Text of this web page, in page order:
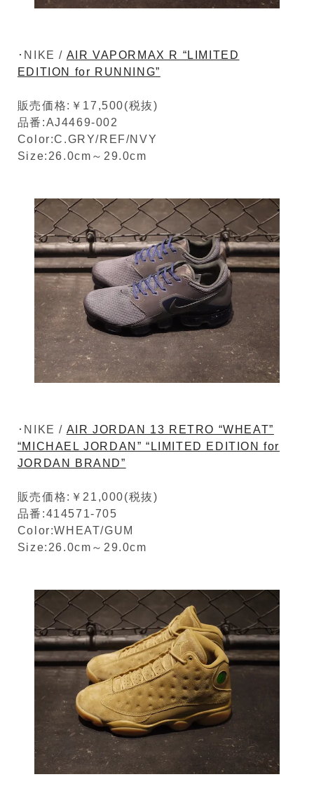
･NIKE / AIR VAPORMAX R “LIMITED
EDITION for RUNNING”
販売価格:￥17,500(税抜)
品番:AJ4469-002
Color:C.GRY/REF/NVY
Size:26.0cm～29.0cm
･NIKE / AIR JORDAN 13 RETRO “WHEAT”
“MICHAEL JORDAN” “LIMITED EDITION for
JORDAN BRAND”
販売価格:￥21,000(税抜)
品番:414571-705
Color:WHEAT/GUM
Size:26.0cm～29.0cm